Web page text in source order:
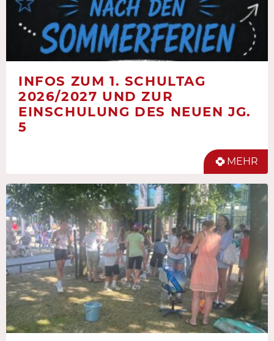
INFOS ZUM 1. SCHULTAG
2026/2027 UND ZUR
EINSCHULUNG DES NEUEN JG.
5
MEHR